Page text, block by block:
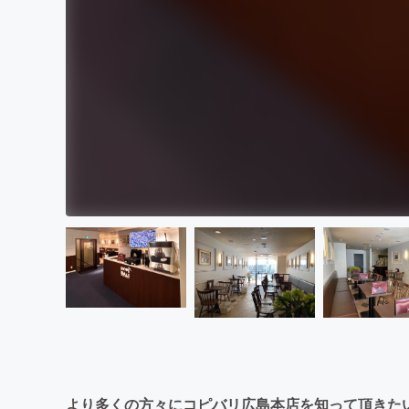
より多くの方々にコピバリ広島本店を知って頂きた